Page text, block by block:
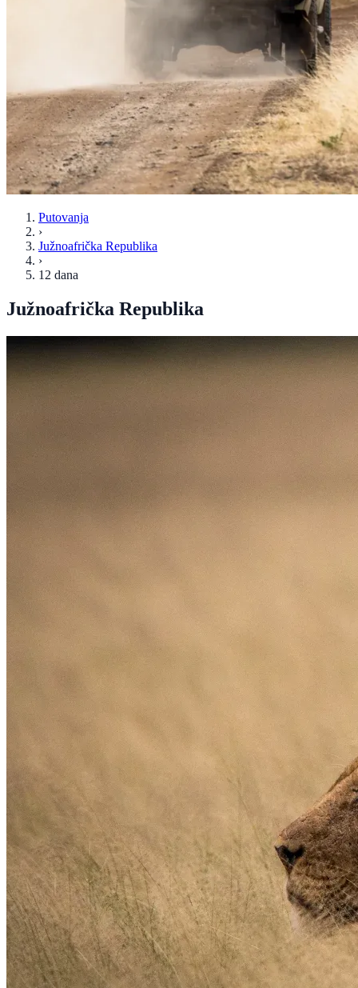
Putovanja
›
Južnoafrička Republika
›
12 dana
Južnoafrička Republika